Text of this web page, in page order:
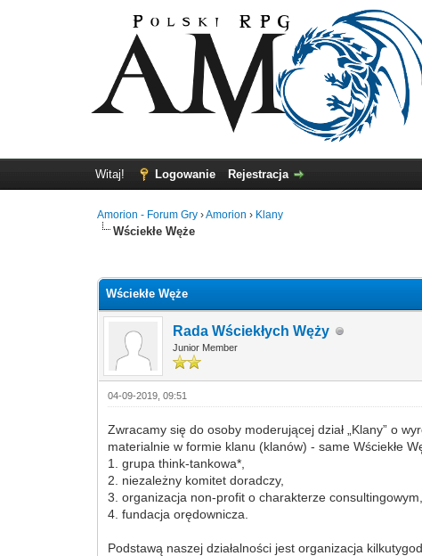
Witaj! Logowanie Rejestracja
Amorion - Forum Gry ›Amorion › Klany
Wściekłe Węże
Wściekłe Węże
Rada Wściekłych Węży
Junior Member
04-09-2019, 09:51
Zwracamy się do osoby moderującej dział „Klany” o
materialnie w formie klanu (klanów) - same Wściekłe
1. grupa think-tankowa*,
2. niezależny komitet doradczy,
3. organizacja non-profit o charakterze consultingowym,
4. fundacja orędownicza.
Podstawą naszej działalności jest organizacja